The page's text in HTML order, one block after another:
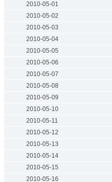
2010-05-01
2010-05-02
2010-05-03
2010-05-04
2010-05-05
2010-05-06
2010-05-07
2010-05-08
2010-05-09
2010-05-10
2010-05-11
2010-05-12
2010-05-13
2010-05-14
2010-05-15
2010-05-16